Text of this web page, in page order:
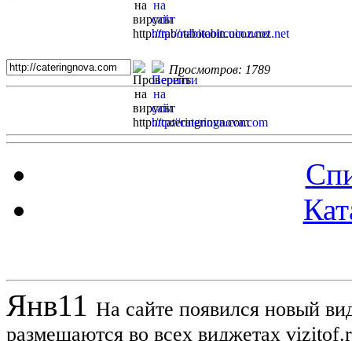
Просмотров: 1789
Янв11 На сайте появился новый
размещаются во всех виджетах